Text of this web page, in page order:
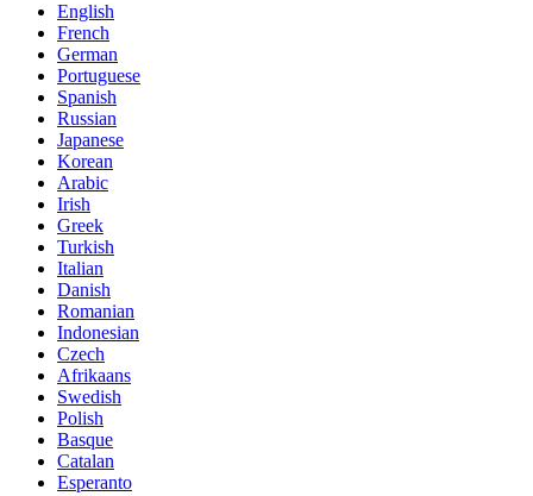
English
French
German
Portuguese
Spanish
Russian
Japanese
Korean
Arabic
Irish
Greek
Turkish
Italian
Danish
Romanian
Indonesian
Czech
Afrikaans
Swedish
Polish
Basque
Catalan
Esperanto